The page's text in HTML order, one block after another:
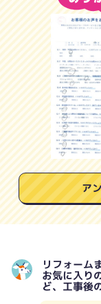
ア
リフォーム
お気に入り
ど、工事後